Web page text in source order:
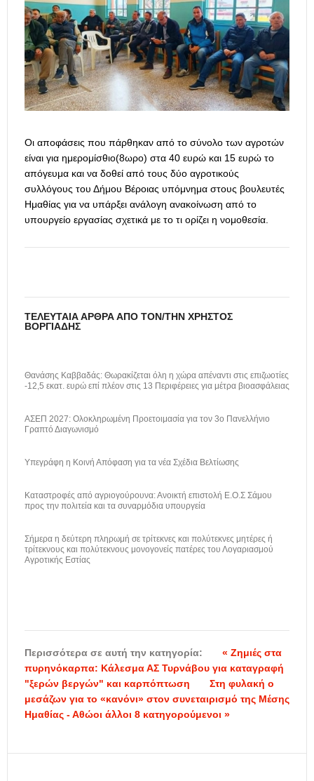
Οι αποφάσεις που πάρθηκαν από το σύνολο των αγροτών
είναι για ημερομίσθιο(8ωρο) στα 40 ευρώ και 15 ευρώ το
απόγευμα και να δοθεί από τους δύο αγροτικούς
συλλόγους του Δήμου Βέροιας υπόμνημα στους βουλευτές
Ημαθίας για να υπάρξει ανάλογη ανακοίνωση από το
υπουργείο εργασίας σχετικά με το τι ορίζει η νομοθεσία.
ΤΕΛΕΥΤΑΊΑ ΆΡΘΡΑ ΑΠΌ ΤΟΝ/ΤΗΝ ΧΡΉΣΤΟΣ
ΒΟΡΓΙΆΔΗΣ
Θανάσης Καββαδάς: Θωρακίζεται όλη η χώρα απέναντι στις επιζωοτίες
-12,5 εκατ. ευρώ επί πλέον στις 13 Περιφέρειες για μέτρα βιοασφάλειας
ΑΣΕΠ 2027: Ολοκληρωμένη Προετοιμασία για τον 3ο Πανελλήνιο
Γραπτό Διαγωνισμό
Υπεγράφη η Κοινή Απόφαση για τα νέα Σχέδια Βελτίωσης
Καταστροφές από αγριογούρουνα: Ανοικτή επιστολή Ε.Ο.Σ Σάμου
προς την πολιτεία και τα συναρμόδια υπουργεία
Σήμερα η δεύτερη πληρωμή σε τρίτεκνες και πολύτεκνες μητέρες ή
τρίτεκνους και πολύτεκνους μονογονείς πατέρες του Λογαριασμού
Αγροτικής Εστίας
Περισσότερα σε αυτή την κατηγορία:
« Ζημιές στα
πυρηνόκαρπα: Κάλεσμα ΑΣ Τυρνάβου για καταγραφή
"ξερών βεργών" και καρπόπτωση
Στη φυλακή ο
μεσάζων για το «κανόνι» στον συνεταιρισμό της Μέσης
Ημαθίας - Αθώοι άλλοι 8 κατηγορούμενοι »